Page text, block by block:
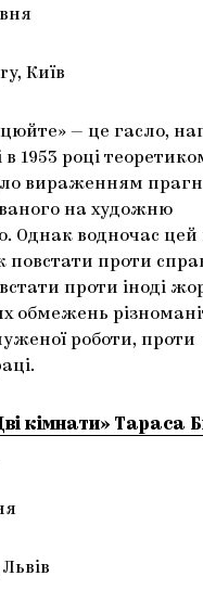
Київ
— це гасло,
в 1953 році
вираженням
на художню
Однак водночас цей
повстати проти
проти іноді
обмежень
роботи, проти
кімнати» Тараса